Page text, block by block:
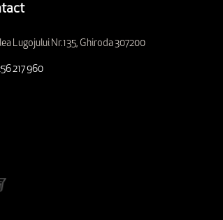
Lugojului Nr.135, Ghiroda 307200
217 960